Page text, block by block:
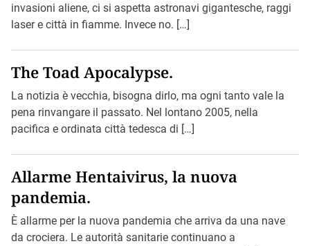
invasioni aliene, ci si aspetta astronavi gigantesche, raggi
laser e città in fiamme. Invece no. […]
The Toad Apocalypse.
La notizia è vecchia, bisogna dirlo, ma ogni tanto vale la
pena rinvangare il passato. Nel lontano 2005, nella
pacifica e ordinata città tedesca di […]
Allarme Hentaivirus, la nuova
pandemia.
È allarme per la nuova pandemia che arriva da una nave
da crociera. Le autorità sanitarie continuano a